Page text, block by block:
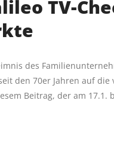
TV-
des
den 70er Jahren auf
Beitrag, der am 17.1.